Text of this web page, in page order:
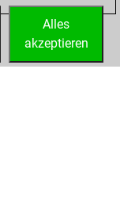
Alles
akzeptieren